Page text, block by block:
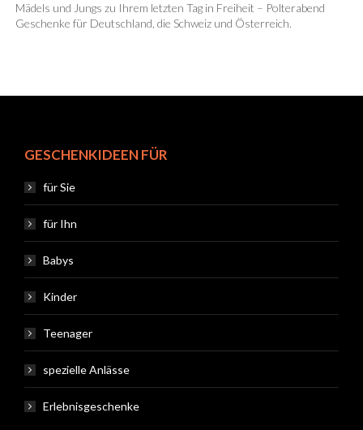
Mädels und Jungs zu Ihrem letzten Tag in Freiheit – Polterabend
Geschenke für Deutschland, die Schweiz und Österreich.
GESCHENKIDEEN FÜR
für Sie
für Ihn
Babys
Kinder
Teenager
spezielle Anlässe
Erlebnisgeschenke